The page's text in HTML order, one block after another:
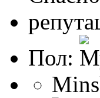
Пол: